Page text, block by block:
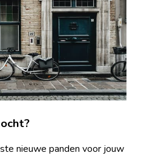
nieuwe panden voor jouw